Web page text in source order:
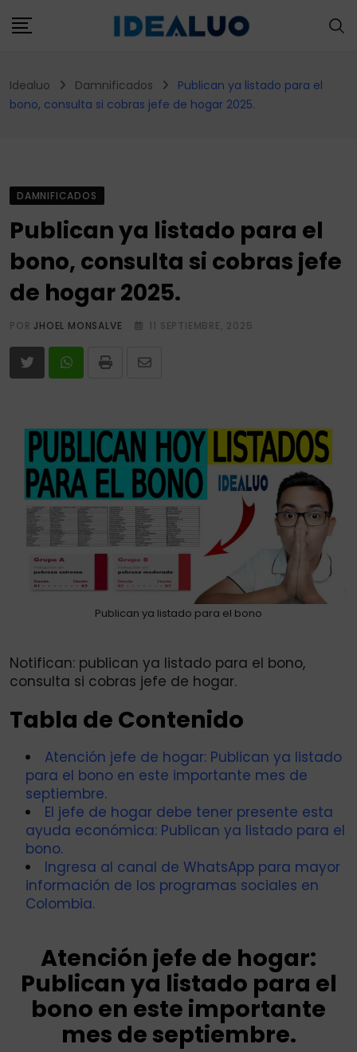
to
Idealuo Damnificados
Publican ya listado para el
bono, consulta si cobras jefe de hogar 2025.
DAMNIFICADOS
Publican ya listado para el
bono, consulta si cobras jefe
de hogar 2025.
PORJHOEL MONSALVE 11 SEPTIEMBRE, 2025
Print
Share
Publican ya listado para el bono
Notifican: publican ya listado para el bono,
consulta si cobras jefe de hogar.
Tabla de Contenido
Atención jefe de hogar: Publican ya listado
para el bono en este importante mes de
septiembre.
El jefe de hogar debe tener presente esta
ayuda económica: Publican ya listado para el
bono.
Ingresa al canal de WhatsApp para mayor
información de los programas sociales en
Colombia.
Atención jefe de hogar:
Publican ya listado para el
bono en este importante
mes de septiembre.